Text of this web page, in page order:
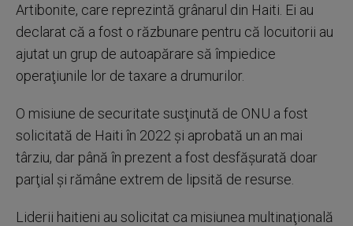
Artibonite, care reprezintă grânarul din Haiti. Ei au
declarat că a fost o răzbunare pentru că locuitorii au
ajutat un grup de autoapărare să împiedice
operaţiunile lor de taxare a drumurilor.
O misiune de securitate susţinută de ONU a fost
solicitată de Haiti în 2022 şi aprobată un an mai
târziu, dar până în prezent a fost desfăşurată doar
parţial şi rămâne extrem de lipsită de resurse.
Liderii haitieni au solicitat ca misiunea multinaţională